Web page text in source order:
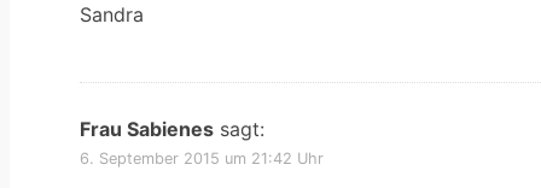
Sandra
Frau Sabienes sagt:
6. September 2015 um 21:42 Uhr